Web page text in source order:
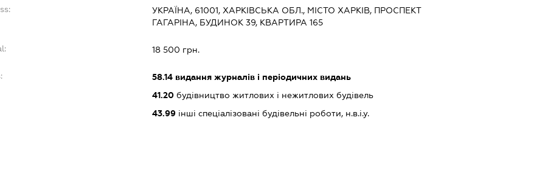
УКРАЇНА, 61001, ХАРКІВСЬКА ОБЛ., МІСТО ХАРКІВ, ПРОСПЕКТ
ГАГАРІНА, БУДИНОК 39, КВАРТИРА 165
18 500 грн.
58.14 видання журналів і періодичних видань
41.20 будівництво житлових і нежитлових будівель
43.99 інші спеціалізовані будівельні роботи, н.в.і.у.